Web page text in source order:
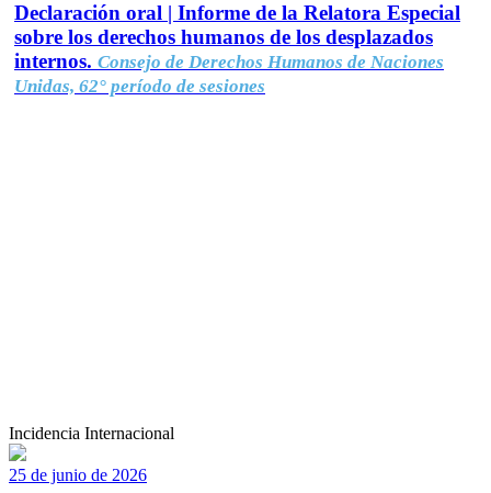
Declaración oral | Informe de la Relatora Especial
sobre los derechos humanos de los desplazados
internos. Consejo de Derechos Humanos de Naciones
Unidas, 62° período de sesiones
Incidencia Internacional
25 de junio de 2026